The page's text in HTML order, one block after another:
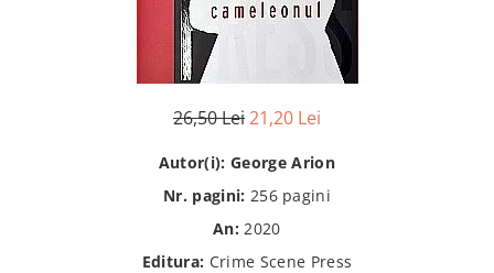
Manuale scolare/Cursuri26,50 Lei21,20 Lei
Autor(i):George Arion
Nr. pagini: 256 pagini
An: 2020
Editura: Crime Scene Press